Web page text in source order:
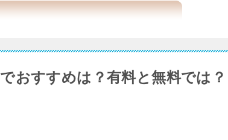
おすすめは？有料と無料では？